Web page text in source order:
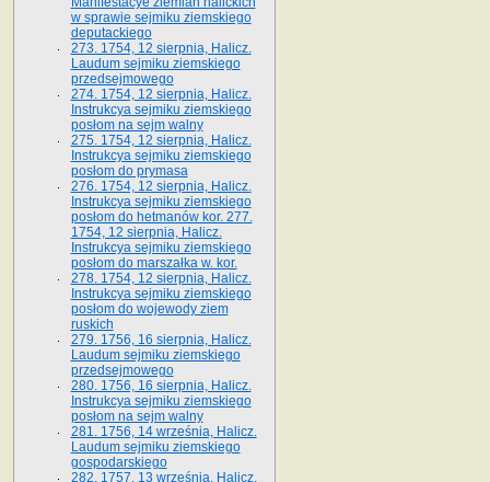
w sprawie sejmiku ziemskiego
deputackiego
273. 1754, 12 sierpnia, Halicz.
Laudum sejmiku ziemskiego
przedsejmowego
274. 1754, 12 sierpnia, Halicz.
Instrukcya sejmiku ziemskiego
posłom na sejm walny
275. 1754, 12 sierpnia, Halicz.
Instrukcya sejmiku ziemskiego
posłom do prymasa
276. 1754, 12 sierpnia, Halicz.
Instrukcya sejmiku ziemskiego
posłom do hetmanów kor. 277.
1754, 12 sierpnia, Halicz.
Instrukcya sejmiku ziemskiego
posłom do marszałka w. kor.
278. 1754, 12 sierpnia, Halicz.
Instrukcya sejmiku ziemskiego
posłom do wojewody ziem
ruskich
279. 1756, 16 sierpnia, Halicz.
Laudum sejmiku ziemskiego
przedsejmowego
280. 1756, 16 sierpnia, Halicz.
Instrukcya sejmiku ziemskiego
posłom na sejm walny
281. 1756, 14 września, Halicz.
Laudum sejmiku ziemskiego
gospodarskiego
282. 1757, 13 września, Halicz.